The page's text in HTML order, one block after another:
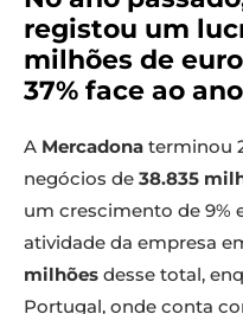
registou um
milhões de
37% face ao
A Mercadona terminou
negócios de 38.835
um crescimento de 9%
atividade da empresa
milhões desse total,
Portugal, onde conta